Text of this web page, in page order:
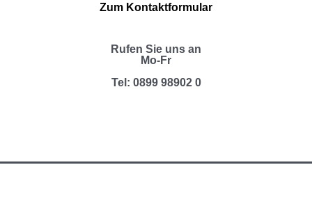
Zum Kontaktformular
Rufen Sie uns an
Mo-Fr
Tel: 0899 98902 0